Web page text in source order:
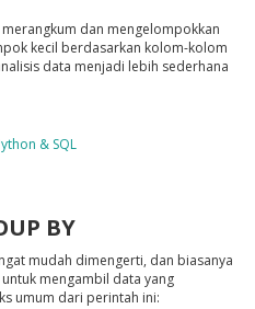
merangkum dan mengelompokkan
kecil berdasarkan kolom-kolom
data menjadi lebih sederhana
& SQL
BY
mudah dimengerti, dan biasanya
untuk mengambil data yang
umum dari perintah ini: